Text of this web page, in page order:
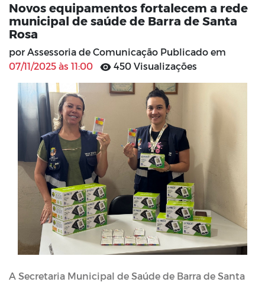
Novos equipamentos fortalecem a rede
municipal de saúde de Barra de Santa
Rosa
por Assessoria de Comunicação Publicado em
07/11/2025 às 11:00
450 Visualizações
A Secretaria Municipal de Saúde de Barra de Santa